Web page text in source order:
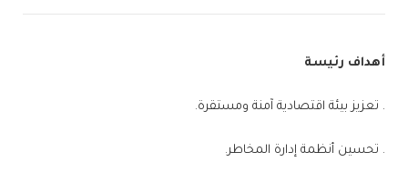
أهداف رئيسة
. تعزيز بيئة اقتصادية آمنة ومستقرة.
. تحسين أنظمة إدارة المخاطر.